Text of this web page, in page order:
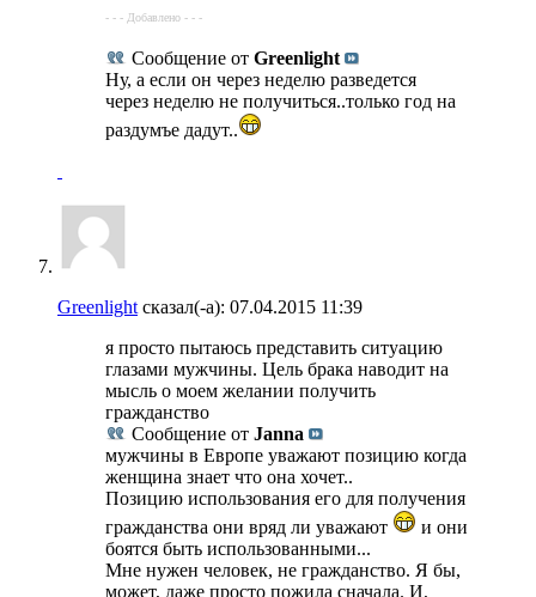
- - - Добавлено - - -
Сообщение от Greenlight
Ну, а если он через неделю разведется
через неделю не получиться..только год на
раздумъе дадут..
Greenlight сказал(-а): 07.04.2015 11:39
я просто пытаюсь представить ситуацию
глазами мужчины. Цель брака наводит на
мысль о моем желании получить
гражданство
Сообщение от Janna
мужчины в Европе уважают позицию когда
женщина знает что она хочет..
Позицию использования его для получения
гражданства они вряд ли уважают
и они
боятся быть использованными...
Мне нужен человек, не гражданство. Я бы,
может, даже просто пожила сначала. И,